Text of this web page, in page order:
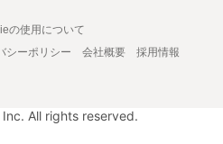
の使用について
シーポリシー 会社概要
採用情報
All rights reserved.